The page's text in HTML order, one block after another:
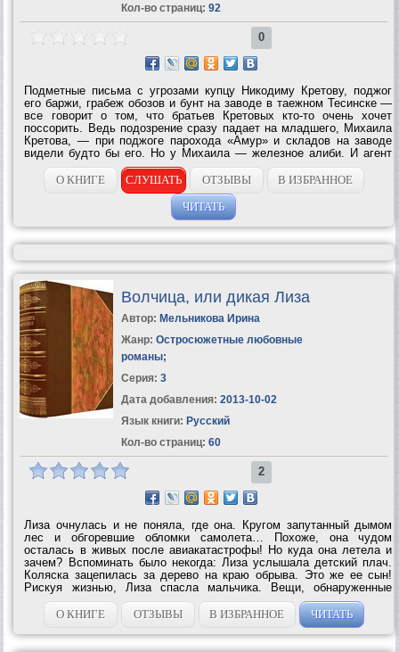
Кол-во страниц: 92
0
Подметные письма с угрозами купцу Никодиму Кретову, поджог
его баржи, грабеж обозов и бунт на заводе в таежном Тесинске —
все говорит о том, что братьев Кретовых кто-то очень хочет
поссорить. Ведь подозрение сразу падает на младшего, Михаила
Кретова, — при поджоге парохода «Амур» и складов на заводе
видели будто бы его. Но у Михаила — железное алиби. И агент
сыскной полиции Алексей Поляков, прибывший в Тесинск под
видом горного...
О КНИГЕ СЛУШАТЬ ОТЗЫВЫ
В ИЗБРАННОЕ
ЧИТАТЬ
Волчица, или дикая Лиза
Автор: Мельникова Ирина
Жанр: Остросюжетные любовные
романы;
Серия: 3
Дата добавления: 2013-10-02
Язык книги: Русский
Кол-во страниц: 60
2
Лиза очнулась и не поняла, где она. Кругом запутанный дымом
лес и обгоревшие обломки самолета… Похоже, она чудом
осталась в живых после авиакатастрофы! Но куда она летела и
зачем? Вспоминать было некогда: Лиза услышала детский плач.
Коляска зацепилась за дерево на краю обрыва. Это же ее сын!
Рискуя жизнью, Лиза спасла мальчика. Вещи, обнаруженные
среди багажа упавшего самолета, помогли ей обустроить лагерь,
да и опыт бойца спецназа, где...
О КНИГЕ ОТЗЫВЫ В ИЗБРАННОЕ ЧИТАТЬ